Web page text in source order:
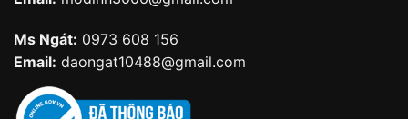
Ms Ngát: 0973 608 156
Email: daongat10488@gmail.com